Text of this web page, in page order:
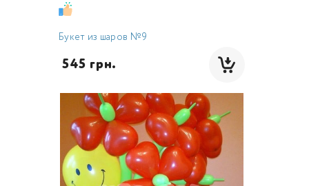
Букет из шаров №9
545 грн.